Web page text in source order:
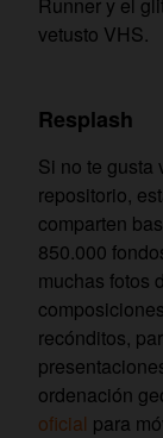
vetusto VHS.
Resplash
Si no te gusta
repositorio,
comparten
850.000
muchas fotos
recónditos,
ordenación
oficial para